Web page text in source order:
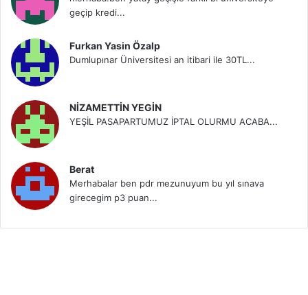
geçip kredi...
Furkan Yasin Özalp
Dumlupınar Üniversitesi an itibari ile 30TL...
NİZAMETTİN YEGİN
YEŞİL PASAPARTUMUZ İPTAL OLURMU ACABA...
Berat
Merhabalar ben pdr mezunuyum bu yıl sınava
girecegim p3 puan...